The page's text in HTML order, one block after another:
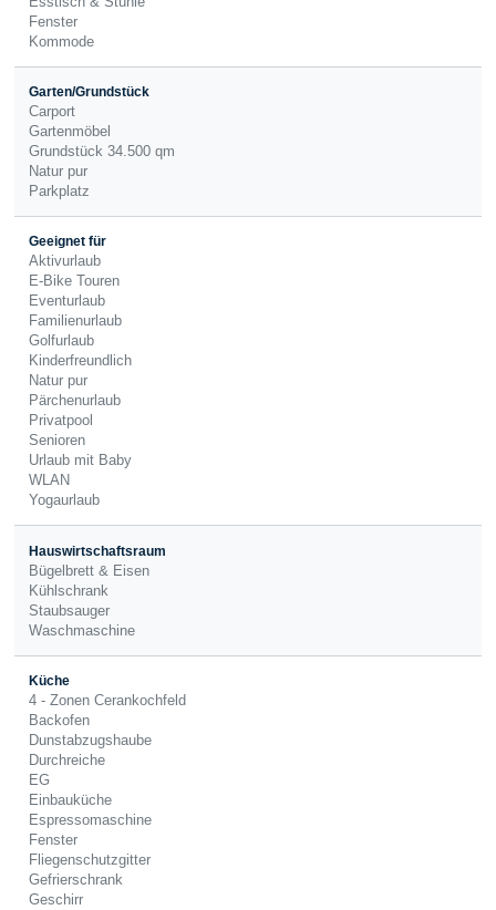
Fenster
Kommode
Garten/Grundstück
Carport
Gartenmöbel
Grundstück 34.500 qm
Natur pur
Parkplatz
Geeignet für
Aktivurlaub
E-Bike Touren
Eventurlaub
Familienurlaub
Golfurlaub
Kinderfreundlich
Natur pur
Pärchenurlaub
Privatpool
Senioren
Urlaub mit Baby
WLAN
Yogaurlaub
Hauswirtschaftsraum
Bügelbrett & Eisen
Kühlschrank
Staubsauger
Waschmaschine
Küche
4 - Zonen Cerankochfeld
Backofen
Dunstabzugshaube
Durchreiche
EG
Einbauküche
Espressomaschine
Fenster
Fliegenschutzgitter
Gefrierschrank
Geschirr